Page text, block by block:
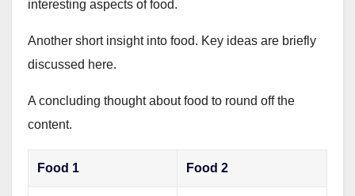
interesting aspects of food.
Another short insight into food. Key ideas are briefly
discussed here.
A concluding thought about food to round off the
content.
Food 1 Food 2